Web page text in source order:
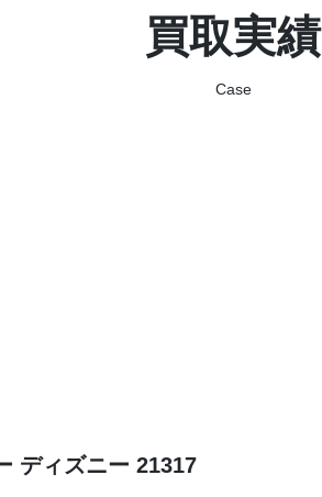
買取実績
Case
ディズニー 21317